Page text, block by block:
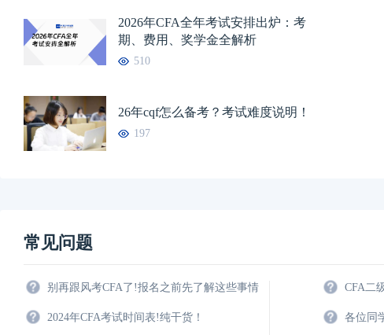
2026年CFA全年考试安排出炉：考
期、费用、奖学金全解析
510
26年cqf怎么备考？考试难度说明！
197
常见问题
别再跟风考CFA了!报名之前先了解这些事情
2024年CFA考试时间表!纯干货！
CFA二
各位同